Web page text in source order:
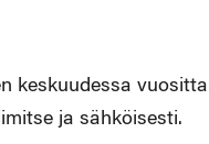
keskuudessa
ja sähköisesti.